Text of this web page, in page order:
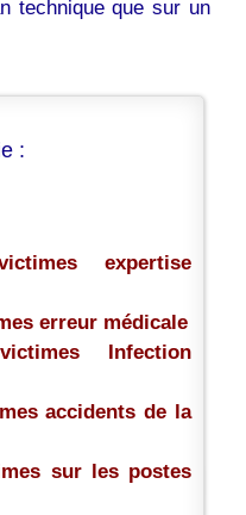
technique que sur un
:
expertise
erreur médicale
Infection
accidents de la
sur les postes